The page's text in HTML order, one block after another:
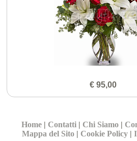
€ 95,00
Home | Contatti | Chi Siamo |
Mappa del Sito | Cookie Policy |